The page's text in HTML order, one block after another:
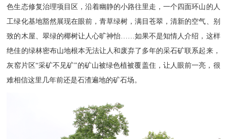
色生态修复治理项目区，沿着幽静的小路往里走，一个四面环山的人
工绿化基地豁然展现在眼前，青草绿树，满目苍翠，清新的空气、别
致的木屋、翠绿的椰树让人心旷神怡 ……如果不是知情人介绍，这样
绝佳的绿林密布山地根本无法让人和废弃了多年的采石矿联系起来，
灰窑片区“采矿不见矿”的矿山被绿色植被覆盖住，让人眼前一亮，很
难相信这里几年前还是石渣遍地的矿石场。